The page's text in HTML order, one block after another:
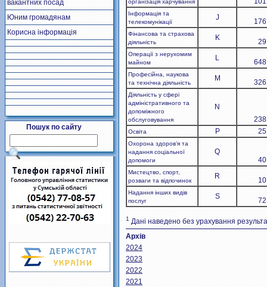
вакантних посад
Юним громадянам
Корисна інформація
Пошук по сайту
організація харчування
Інформація та
телекомунікації
J 176
Фінансова та страхова
діяльність
K 29
Операції з нерухомим
майном
L 648
Професійна, наукова
та технічна діяльність
M 326
Діяльність у сфері
адміністративного та
допоміжного
обслуговування
N
238
Освіта P 25
Охорона здоров’я та
надання соціальної
допомоги
Q
40
Мистецтво, спорт,
розваги та відпочинок
R 10
Надання інших видів
послуг
S 72
1 Дані наведено без урахування
Архів
2024
2023
2022
2021